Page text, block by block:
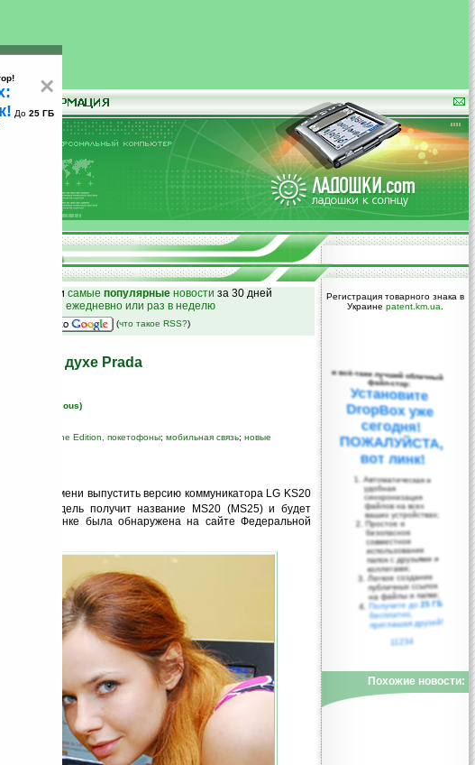
25
и самые популярные новости за 30 дней
на email ежедневно или раз в неделю
(что такое RSS?)
MS25 в духе Prada
(devious)
Pocket PC Phone Edition, покетофоны; мобильная связь; новые
скором времени выпустить версию коммуникатора LG KS20
США. Модель получит название MS20 (MS25) и будет
о новинке была обнаружена на сайте Федеральной
Регистрация товарного знака в
Украине patent.km.ua
×
До 25 ГБ
и всё-таки лучший облачный
файл-стор:
Установите
DropBox уже
сегодня!
ПОЖАЛУЙСТА,
вот линк!
Автоматическая и
удобная
синхронизация
файлов на всех
ваших устройствах;
Простое и
безопасное
совместное
использование
папок с друзьями и
коллегами;
Легкое создание
публичных ссылок
на файлы и папки;
Получите до25 ГБ
бесплатно,
приглашая друзей!
11234
Похожие новости: